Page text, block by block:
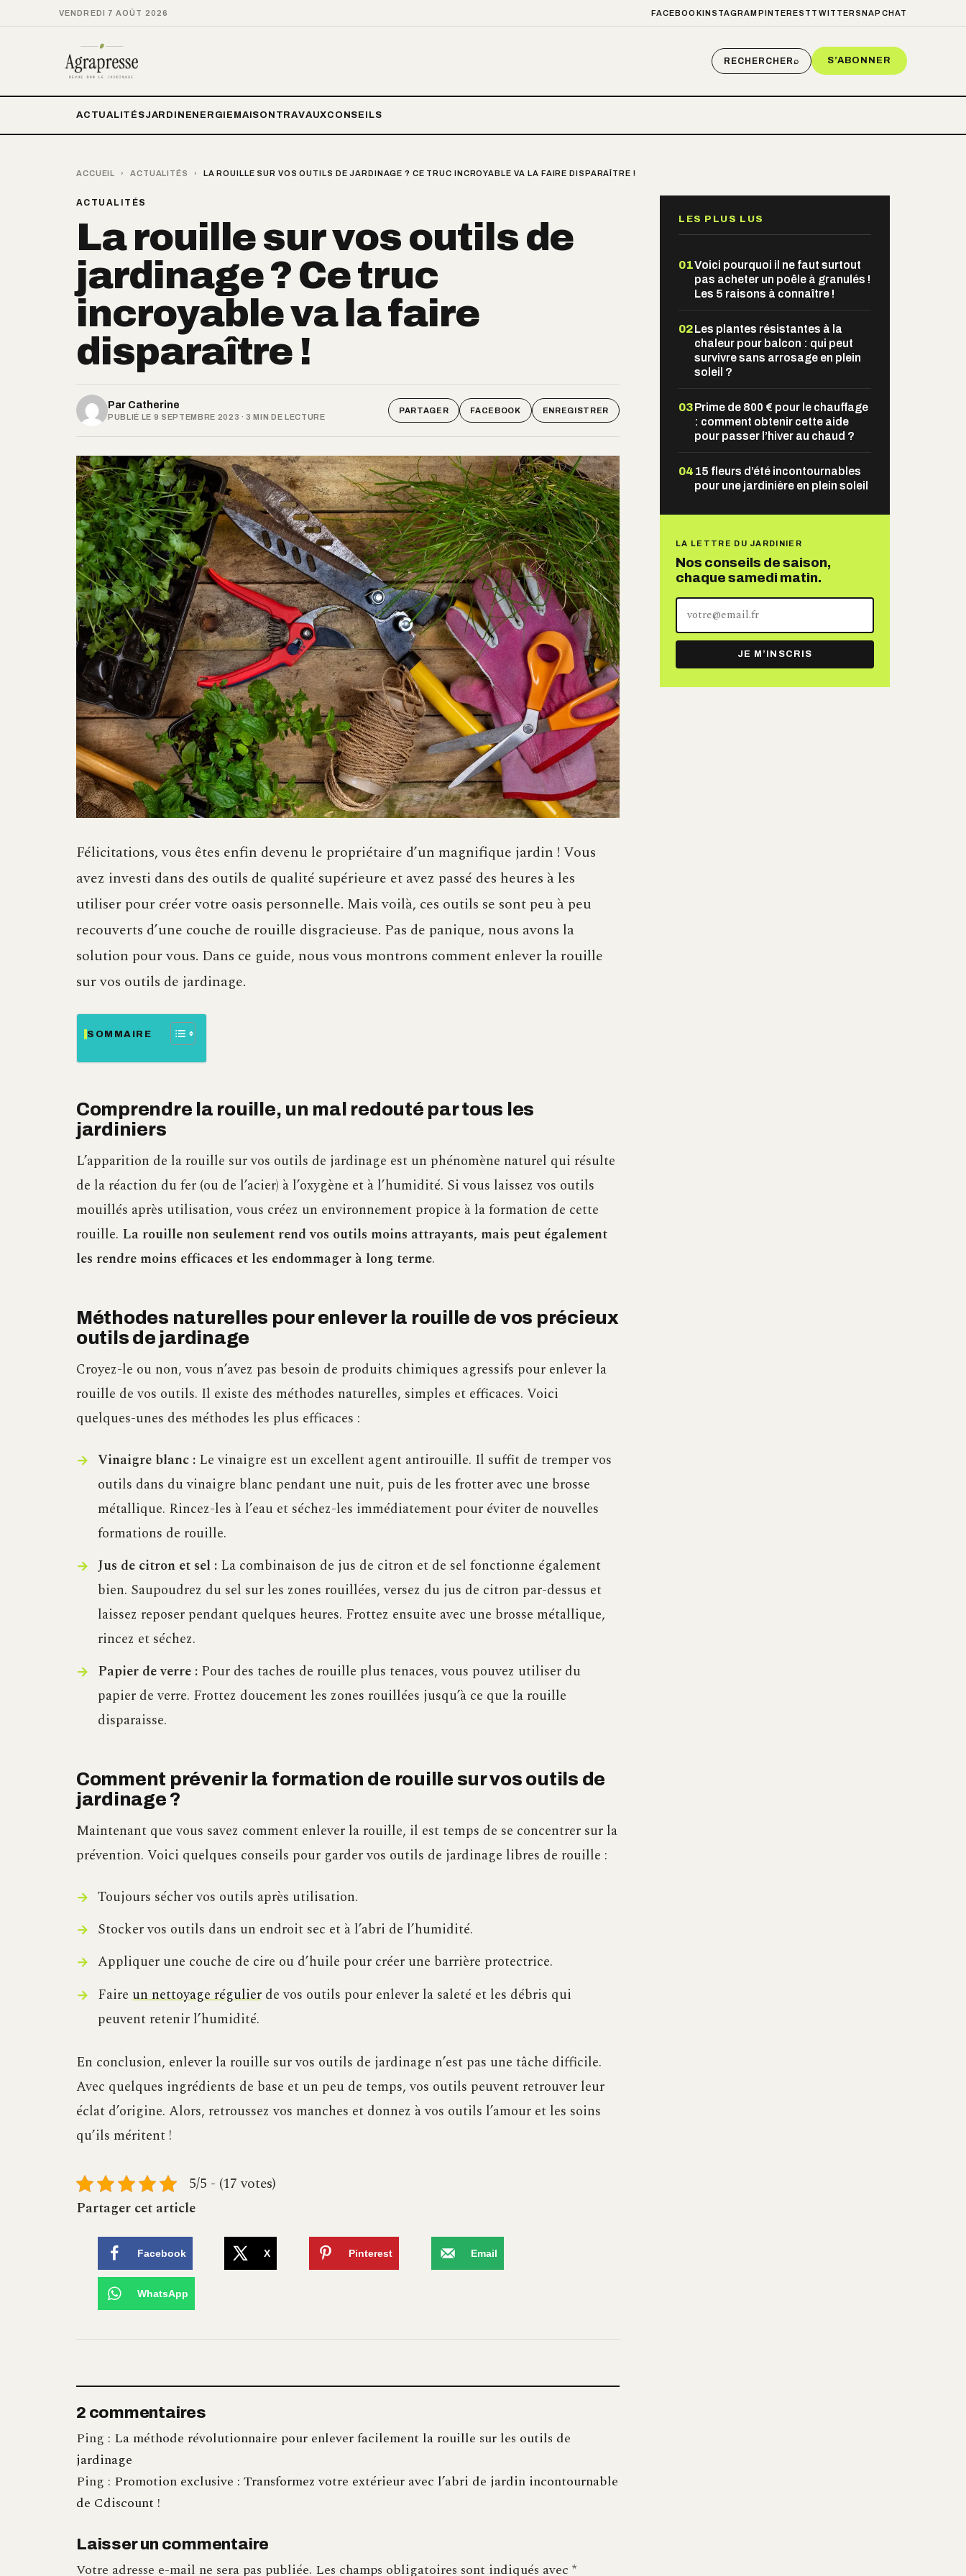
VENDREDI 7 AOÛT 2026 FACEBOOKINSTAGRAM PINTEREST TWITTER SNAPCHAT
RECHERCHER⌕ S’ABONNER
ACTUALITÉSJARDIN ENERGIE MAISON TRAVAUXCONSEILS
ACCUEIL › ACTUALITÉS › LA ROUILLE SUR VOS OUTILS DE JARDINAGE ? CE TRUC INCROYABLE VA LA FAIRE DISPARAÎTRE !
ACTUALITÉS
La rouille sur vos outils de
jardinage ? Ce truc
incroyable va la faire
disparaître !
Par Catherine
PUBLIÉ LE 9 SEPTEMBRE 2023 · 3 MIN DE LECTURE
PARTAGER FACEBOOK ENREGISTRER
Félicitations, vous êtes enfin devenu le propriétaire d’un magnifique jardin ! Vous
avez investi dans des outils de qualité supérieure et avez passé des heures à les
utiliser pour créer votre oasis personnelle. Mais voilà, ces outils se sont peu à peu
recouverts d’une couche de rouille disgracieuse. Pas de panique, nous avons la
solution pour vous. Dans ce guide, nous vous montrons comment enlever la rouille
sur vos outils de jardinage.
SOMMAIRE
Comprendre la rouille, un mal redouté par tous les
jardiniers
L’apparition de la rouille sur vos outils de jardinage est un phénomène naturel qui résulte
de la réaction du fer (ou de l’acier) à l’oxygène et à l’humidité. Si vous laissez vos outils
mouillés après utilisation, vous créez un environnement propice à la formation de cette
rouille. La rouille non seulement rend vos outils moins attrayants, mais peut également
les rendre moins efficaces et les endommager à long terme.
Méthodes naturelles pour enlever la rouille de vos précieux
outils de jardinage
Croyez-le ou non, vous n’avez pas besoin de produits chimiques agressifs pour enlever la
rouille de vos outils. Il existe des méthodes naturelles, simples et efficaces. Voici
quelques-unes des méthodes les plus efficaces :
Vinaigre blanc :Le vinaigre est un excellent agent antirouille. Il suffit de tremper vos
outils dans du vinaigre blanc pendant une nuit, puis de les frotter avec une brosse
métallique. Rincez-les à l’eau et séchez-les immédiatement pour éviter de nouvelles
formations de rouille.
Jus de citron et sel :La combinaison de jus de citron et de sel fonctionne également
bien. Saupoudrez du sel sur les zones rouillées, versez du jus de citron par-dessus et
laissez reposer pendant quelques heures. Frottez ensuite avec une brosse métallique,
rincez et séchez.
Papier de verre :Pour des taches de rouille plus tenaces, vous pouvez utiliser du
papier de verre. Frottez doucement les zones rouillées jusqu’à ce que la rouille
disparaisse.
Comment prévenir la formation de rouille sur vos outils de
jardinage ?
Maintenant que vous savez comment enlever la rouille, il est temps de se concentrer sur la
prévention. Voici quelques conseils pour garder vos outils de jardinage libres de rouille :
Toujours sécher vos outils après utilisation.
Stocker vos outils dans un endroit sec et à l’abri de l’humidité.
Appliquer une couche de cire ou d’huile pour créer une barrière protectrice.
Faireun nettoyage régulierde vos outils pour enlever la saleté et les débris qui
peuvent retenir l’humidité.
En conclusion, enlever la rouille sur vos outils de jardinage n’est pas une tâche difficile.
Avec quelques ingrédients de base et un peu de temps, vos outils peuvent retrouver leur
éclat d’origine. Alors, retroussez vos manches et donnez à vos outils l’amour et les soins
qu’ils méritent !
5/5 - (17 votes)
Partager cet article
Facebook X Pinterest Email
WhatsApp
2 commentaires
Ping : La méthode révolutionnaire pour enlever facilement la rouille sur les outils de
jardinage
Ping : Promotion exclusive : Transformez votre extérieur avec l’abri de jardin incontournable
de Cdiscount !
Laisser un commentaire
Votre adresse e-mail ne sera pas publiée. Les champs obligatoires sont indiqués avec *
LES PLUS LUS
01Voici pourquoi il ne faut surtout
pas acheter un poêle à granulés !
Les 5 raisons à connaître !
02Les plantes résistantes à la
chaleur pour balcon : qui peut
survivre sans arrosage en plein
soleil ?
03Prime de 800 € pour le chauffage
: comment obtenir cette aide
pour passer l’hiver au chaud ?
04 15 fleurs d’été incontournables
pour une jardinière en plein soleil
LA LETTRE DU JARDINIER
Nos conseils de saison,
chaque samedi matin.
adresse
mail
JE M’INSCRIS